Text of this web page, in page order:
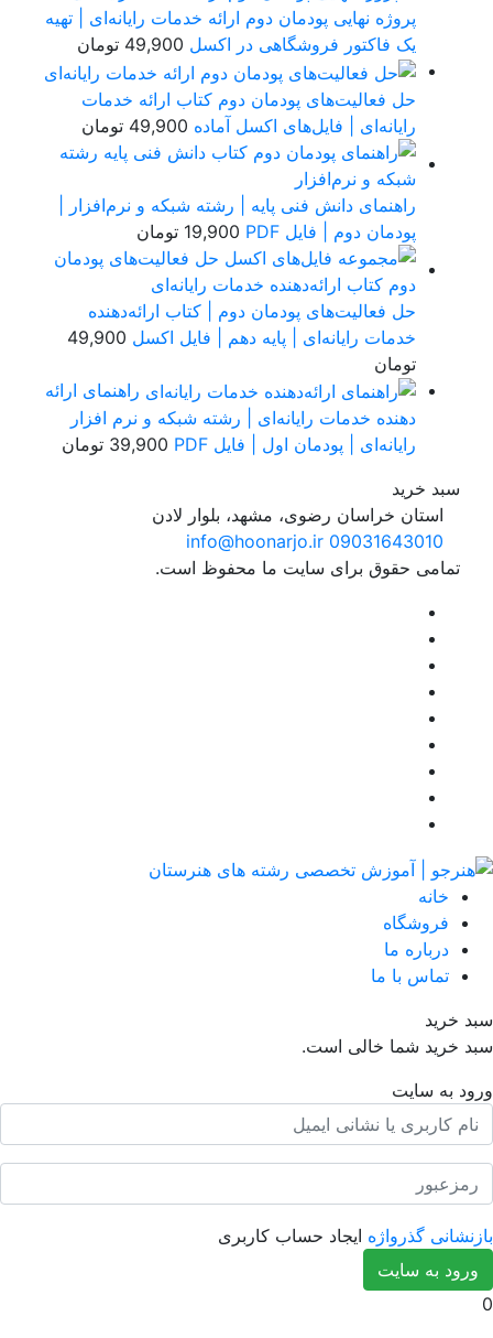
پروژه نهایی پودمان دوم ارائه خدمات رایانه‌ای | تهیه
یک فاکتور فروشگاهی در اکسل 49,900 تومان
حل فعالیت‌های پودمان دوم کتاب ارائه خدمات
رایانه‌ای | فایل‌های اکسل آماده 49,900 تومان
راهنمای دانش فنی پایه | رشته شبکه و نرم‌افزار |
پودمان دوم | فایل PDF
19,900 تومان
حل فعالیت‌های پودمان دوم | کتاب ارائه‌دهنده
خدمات رایانه‌ای | پایه دهم | فایل اکسل 49,900
راهنمای ارائه
دهنده خدمات رایانه‌ای | رشته شبکه و نرم افزار
رایانه‌ای | پودمان اول | فایل PDF
39,900 تومان
خرید
استان خراسان رضوی، مشهد، بلوار لادن
09031643010
info@hoonarjo.ir
حقوق برای سایت ما محفوظ است.
ما
با ما
شما خالی است.
سایت
گذرواژه ایجاد حساب کاربری
به سایت